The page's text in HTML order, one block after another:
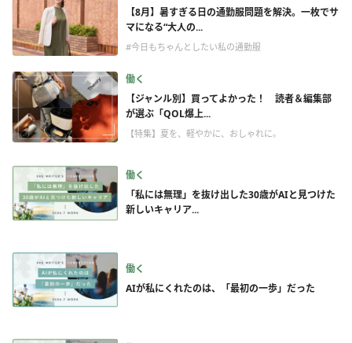
【8月】暑すぎる日の通勤服問題を解決。一枚でサ
マになる“大人の...
#今日もちゃんとしたい私の通勤服
働く
【ジャンル別】買ってよかった！ 読者＆編集部
が選ぶ「QOL爆上...
【特集】夏を、軽やかに、おしゃれに。
働く
「私には無理」を抜け出した30歳がAIと見つけた
新しいキャリア...
働く
AIが私にくれたのは、「最初の一歩」だった